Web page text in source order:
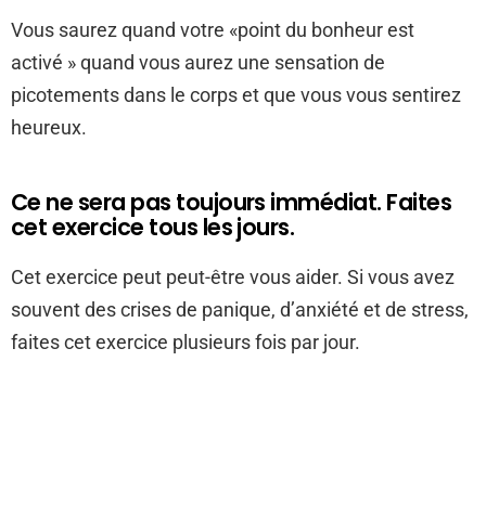
Vous saurez quand votre «point du bonheur est
activé » quand vous aurez une sensation de
picotements dans le corps et que vous vous sentirez
heureux.
Ce ne sera pas toujours immédiat. Faites
cet exercice tous les jours.
Cet exercice peut peut-être vous aider. Si vous avez
souvent des crises de panique, d’anxiété et de stress,
faites cet exercice plusieurs fois par jour.